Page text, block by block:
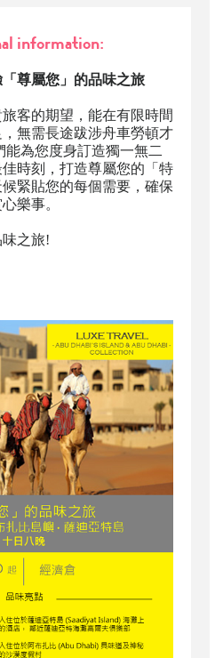
information:
尊屬您」的品味之旅
客的期望，能在有限時間
無需長途跋涉舟車勞頓才
能為您度身訂造獨一無二
時刻，打造尊屬您的「特
緊貼您的每個需要，確保
樂事。
之旅!